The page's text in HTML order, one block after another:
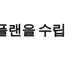
랜을 수립